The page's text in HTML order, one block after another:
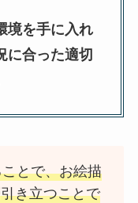
境を手に入れ
に合った適切
とで、お絵描
き立つことで